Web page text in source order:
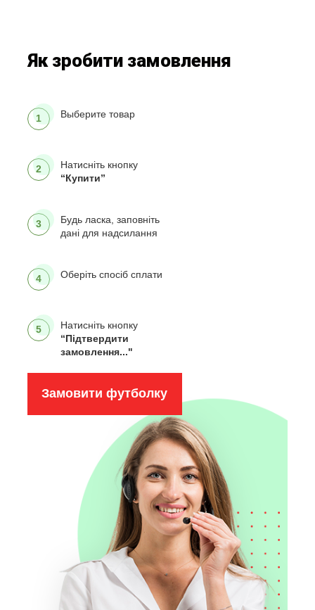
Як зробити замовлення
1 Выберите товар
2
Натисніть кнопку
“Купити”
3
Будь ласка, заповніть
дані для надсилання
4 Оберіть спосіб сплати
5
Натисніть кнопку
“Підтвердити
замовлення..."
Замовити футболку